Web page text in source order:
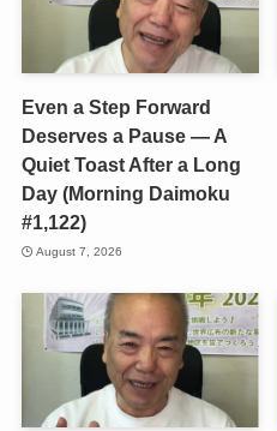
Even a Step Forward
Deserves a Pause — A
Quiet Toast After a Long
Day (Morning Daimoku
#1,122)
August 7, 2026